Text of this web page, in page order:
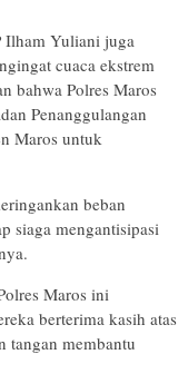
Ilham Yuliani juga
cuaca ekstrem
bahwa Polres Maros
Penanggulangan
Maros untuk
beban
siaga mengantisipasi
Maros ini
berterima kasih atas
tangan membantu